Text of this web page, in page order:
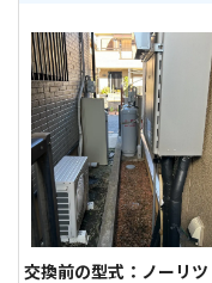
交換前の型式：ノーリ